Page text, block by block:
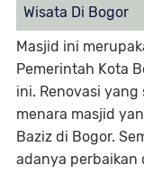
Wisata Di Bogor
Masjid ini
Pemerintah Kota
ini. Renovasi
menara masjid
Baziz di Bogor.
adanya perbaikan